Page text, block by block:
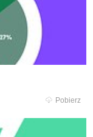
Pobierz